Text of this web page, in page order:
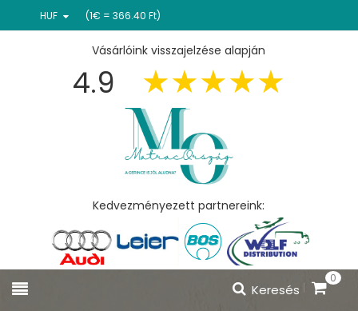
HUF (1€ = 366.40 Ft)
Vásárlóink visszajelzése alapján
4.9
Kedvezményezett partnereink:
0
Keresés